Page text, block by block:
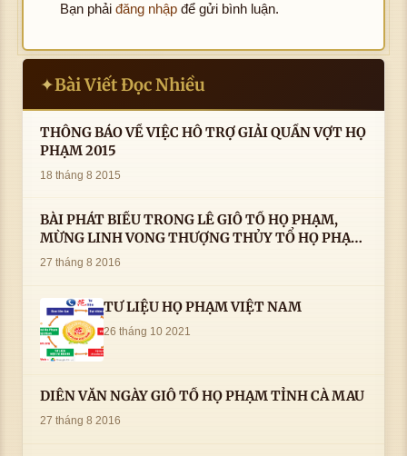
Bạn phải đăng nhập để gửi bình luận.
✦Bài Viết Đọc Nhiều
THÔNG BÁO VỀ VIỆC HỖ TRỢ GIẢI QUẦN VỢT HỌ
PHẠM 2015
18 tháng 8 2015
BÀI PHÁT BIỂU TRONG LÊ GIỖ TỔ HỌ PHẠM,
MỪNG LINH VONG THƯỢNG THỦY TỔ HỌ PHẠM
AN VỊ TAI CÀ MAU- ( 22/8/2016) CỦA LS.TS.NV.
27 tháng 8 2016
TƯ LIỆU HỌ PHẠM VIỆT NAM
26 tháng 10 2021
DIỄN VĂN NGÀY GIỖ TỔ HỌ PHẠM TỈNH CÀ MAU
27 tháng 8 2016